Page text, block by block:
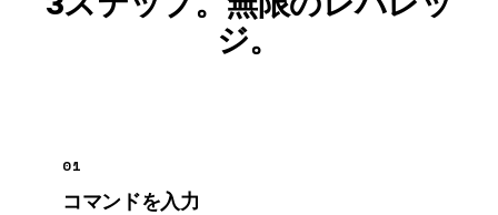
ジ。
01
コマンドを入力